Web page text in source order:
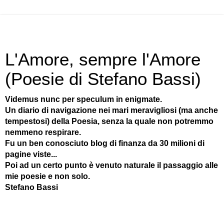
L'Amore, sempre l'Amore
(Poesie di Stefano Bassi)
Videmus nunc per speculum in enigmate.
Un diario di navigazione nei mari meravigliosi (ma anche
tempestosi) della Poesia, senza la quale non potremmo
nemmeno respirare.
Fu un ben conosciuto blog di finanza da 30 milioni di
pagine viste...
Poi ad un certo punto è venuto naturale il passaggio alle
mie poesie e non solo.
Stefano Bassi